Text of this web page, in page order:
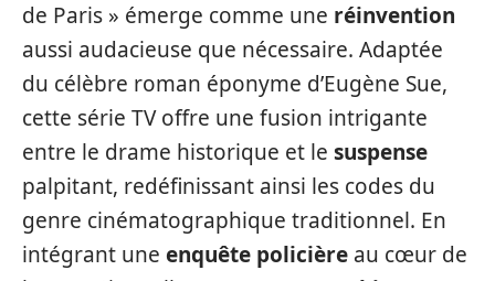
de Paris » émerge comme une réinvention
aussi audacieuse que nécessaire. Adaptée
du célèbre roman éponyme d’Eugène Sue,
cette série TV offre une fusion intrigante
entre le drame historique et le suspense
palpitant, redéfinissant ainsi les codes du
genre cinématographique traditionnel. En
intégrant une enquête policière au cœur de